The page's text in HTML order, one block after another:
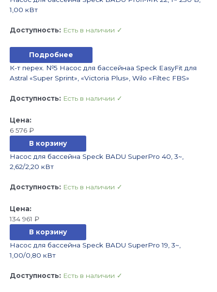
1,00 кВт
Доступность: Есть в наличии ✓
Подробнее
К-т перех. №5 Насос для бассейнаа Speck EasyFit для
Astral «Super Sprint», «Victoria Plus», Wilo «Filtec FBS»
Доступность: Есть в наличии ✓
6 576 ₽
В корзину
Насос для бассейна Speck BADU SuperPro 40, 3~,
2,62/2,20 кВт
Доступность: Есть в наличии ✓
134 961 ₽
В корзину
Насос для бассейна Speck BADU SuperPro 19, 3~,
1,00/0,80 кВт
Доступность: Есть в наличии ✓